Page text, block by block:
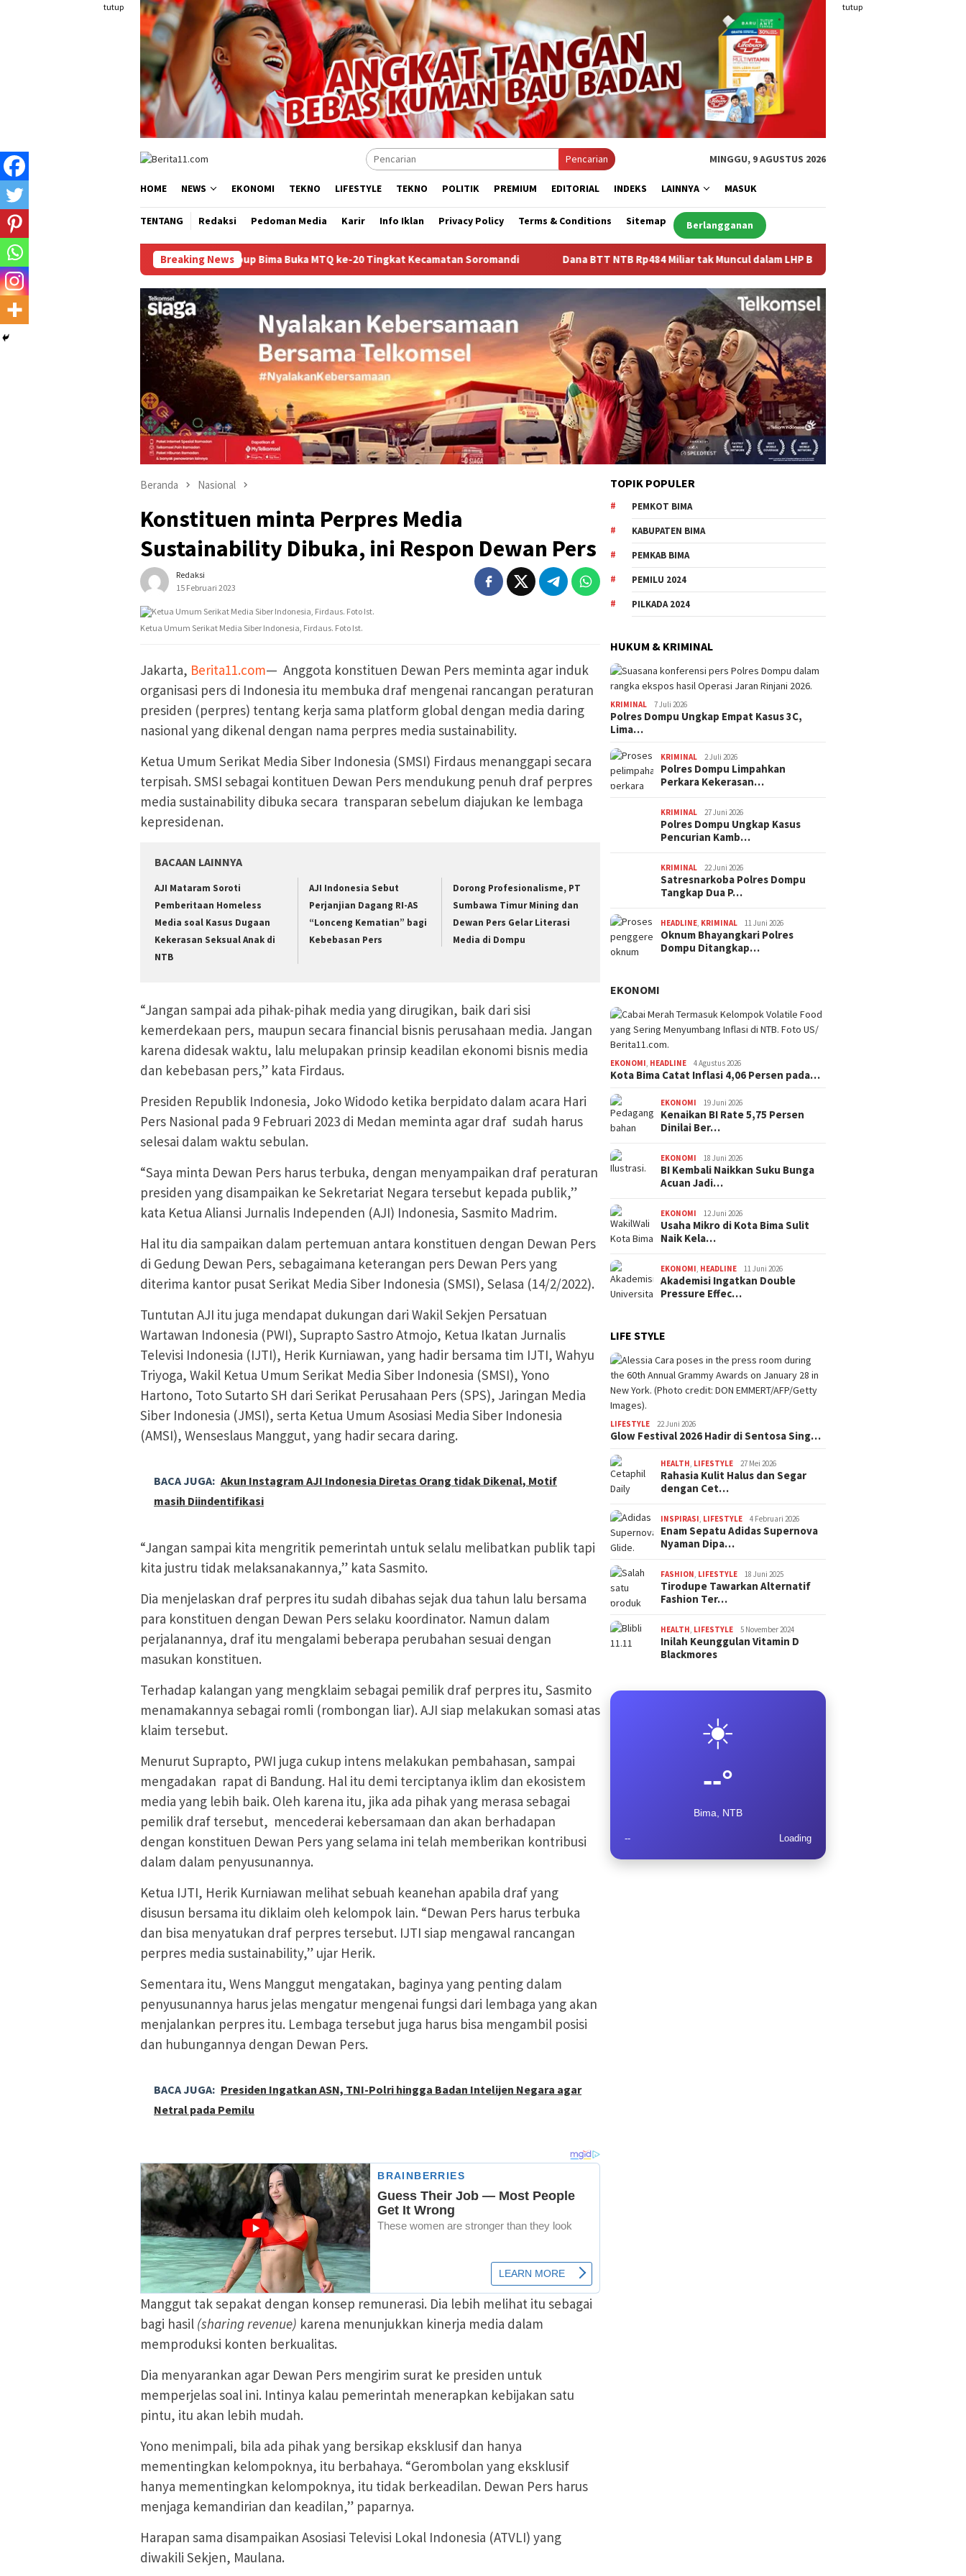
tutup tutup
Pencarian MINGGU, 9 AGUSTUS 2026
HOME NEWS EKONOMI TEKNO LIFESTYLE TEKNO POLITIK PREMIUM EDITORIAL INDEKS LAINNYA MASUK
TENTANG Redaksi Pedoman Media Karir Info Iklan Privacy Policy Terms & Conditions Sitemap Berlangganan
Breaking News
Wabup Bima Buka MTQ ke-20 Tingkat Kecamatan Soromandi Dana BTT NTB Rp484 Miliar tak Muncul dalam LHP BPK, Legislator PDI Perjuangan Desak Audit
Beranda Nasional
Konstituen minta Perpres Media
Sustainability Dibuka, ini Respon Dewan Pers
Redaksi
15 Februari 2023
Ketua Umum Serikat Media Siber Indonesia, Firdaus. Foto Ist.
Jakarta, Berita11.com— Anggota konstituen Dewan Pers meminta agar induk
organisasi pers di Indonesia itu membuka draf mengenai rancangan peraturan
presiden (perpres) tentang kerja sama platform global dengan media daring
nasional yang dikenal dengan nama perpres media sustainability.
Ketua Umum Serikat Media Siber Indonesia (SMSI) Firdaus menanggapi secara
terpisah. SMSI sebagai kontituen Dewan Pers mendukung penuh draf perpres
media sustainability dibuka secara transparan sebelum diajukan ke lembaga
kepresidenan.
BACAAN LAINNYA
AJI Mataram Soroti
Pemberitaan Homeless
Media soal Kasus Dugaan
Kekerasan Seksual Anak di
NTB
AJI Indonesia Sebut
Perjanjian Dagang RI-AS
“Lonceng Kematian” bagi
Kebebasan Pers
Dorong Profesionalisme, PT
Sumbawa Timur Mining dan
Dewan Pers Gelar Literasi
Media di Dompu
“Jangan sampai ada pihak-pihak media yang dirugikan, baik dari sisi
kemerdekaan pers, maupun secara financial bisnis perusahaan media. Jangan
karena didesak waktu, lalu melupakan prinsip keadilan ekonomi bisnis media
dan kebebasan pers,” kata Firdaus.
Presiden Republik Indonesia, Joko Widodo ketika berpidato dalam acara Hari
Pers Nasional pada 9 Februari 2023 di Medan meminta agar draf sudah harus
selesai dalam waktu sebulan.
“Saya minta Dewan Pers harus terbuka, dengan menyampaikan draf peraturan
presiden yang disampaikan ke Sekretariat Negara tersebut kepada publik,”
kata Ketua Aliansi Jurnalis Independen (AJI) Indonesia, Sasmito Madrim.
Hal itu dia sampaikan dalam pertemuan antara konstituen dengan Dewan Pers
di Gedung Dewan Pers, sebagaimana keterangan pers Dewan Pers yang
diterima kantor pusat Serikat Media Siber Indonesia (SMSI), Selasa (14/2/2022).
Tuntutan AJI itu juga mendapat dukungan dari Wakil Sekjen Persatuan
Wartawan Indonesia (PWI), Suprapto Sastro Atmojo, Ketua Ikatan Jurnalis
Televisi Indonesia (IJTI), Herik Kurniawan, yang hadir bersama tim IJTI, Wahyu
Triyoga, Wakil Ketua Umum Serikat Media Siber Indonesia (SMSI), Yono
Hartono, Toto Sutarto SH dari Serikat Perusahaan Pers (SPS), Jaringan Media
Siber Indonesia (JMSI), serta Ketua Umum Asosiasi Media Siber Indonesia
(AMSI), Wenseslaus Manggut, yang hadir secara daring.
BACA JUGA: Akun Instagram AJI Indonesia Diretas Orang tidak Dikenal, Motif
masih Diindentifikasi
“Jangan sampai kita mengritik pemerintah untuk selalu melibatkan publik tapi
kita justru tidak melaksanakannya,” kata Sasmito.
Dia menjelaskan draf perpres itu sudah dibahas sejak dua tahun lalu bersama
para konstituen dengan Dewan Pers selaku koordinator. Namun dalam
perjalanannya, draf itu mengalami beberapa perubahan sesuai dengan
masukan konstituen.
Terhadap kalangan yang mengklaim sebagai pemilik draf perpres itu, Sasmito
menamakannya sebagai romli (rombongan liar). AJI siap melakukan somasi atas
klaim tersebut.
Menurut Suprapto, PWI juga cukup intens melakukan pembahasan, sampai
mengadakan rapat di Bandung. Hal itu demi terciptanya iklim dan ekosistem
media yang lebih baik. Oleh karena itu, jika ada pihak yang merasa sebagai
pemilik draf tersebut, mencederai kebersamaan dan akan berhadapan
dengan konstituen Dewan Pers yang selama ini telah memberikan kontribusi
dalam dalam penyusunannya.
Ketua IJTI, Herik Kurniawan melihat sebuah keanehan apabila draf yang
disusun bersama itu diklaim oleh kelompok lain. “Dewan Pers harus terbuka
dan bisa menyatukan draf perpres tersebut. IJTI siap mengawal rancangan
perpres media sustainability,” ujar Herik.
Sementara itu, Wens Manggut mengatakan, baginya yang penting dalam
penyusunannya harus jelas mengatur mengenai fungsi dari lembaga yang akan
menjalankan perpres itu. Lembaga tersebut juga harus bisa mengambil posisi
dan hubungannya dengan Dewan Pers.
BACA JUGA: Presiden Ingatkan ASN, TNI-Polri hingga Badan Intelijen Negara agar
Netral pada Pemilu
Manggut tak sepakat dengan konsep remunerasi. Dia lebih melihat itu sebagai
bagi hasil (sharing revenue) karena menunjukkan kinerja media dalam
memproduksi konten berkualitas.
Dia menyarankan agar Dewan Pers mengirim surat ke presiden untuk
memperjelas soal ini. Intinya kalau pemerintah menerapkan kebijakan satu
pintu, itu akan lebih mudah.
Yono menimpali, bila ada pihak yang bersikap eksklusif dan hanya
mementingkan kelompoknya, itu berbahaya. “Gerombolan yang eksklusif
hanya mementingkan kelompoknya, itu tidak berkeadilan. Dewan Pers harus
menjaga kemandirian dan keadilan,” paparnya.
Harapan sama disampaikan Asosiasi Televisi Lokal Indonesia (ATVLI) yang
diwakili Sekjen, Maulana.
TOPIK POPULER
PEMKOT BIMA
KABUPATEN BIMA
PEMKAB BIMA
PEMILU 2024
PILKADA 2024
HUKUM & KRIMINAL
KRIMINAL 7 Juli 2026
Polres Dompu Ungkap Empat Kasus 3C,
Lima…
KRIMINAL 2 Juli 2026
Polres Dompu Limpahkan
Perkara Kekerasan…
KRIMINAL 27 Juni 2026
Polres Dompu Ungkap Kasus
Pencurian Kamb…
KRIMINAL 22 Juni 2026
Satresnarkoba Polres Dompu
Tangkap Dua P…
HEADLINE, KRIMINAL 11 Juni 2026
Oknum Bhayangkari Polres
Dompu Ditangkap…
EKONOMI
EKONOMI, HEADLINE 4 Agustus 2026
Kota Bima Catat Inflasi 4,06 Persen pada…
EKONOMI 19 Juni 2026
Kenaikan BI Rate 5,75 Persen
Dinilai Ber…
EKONOMI 18 Juni 2026
BI Kembali Naikkan Suku Bunga
Acuan Jadi…
EKONOMI 12 Juni 2026
Usaha Mikro di Kota Bima Sulit
Naik Kela…
EKONOMI, HEADLINE 11 Juni 2026
Akademisi Ingatkan Double
Pressure Effec…
LIFE STYLE
LIFESTYLE 22 Juni 2026
Glow Festival 2026 Hadir di Sentosa Sing…
HEALTH, LIFESTYLE 27 Mei 2026
Rahasia Kulit Halus dan Segar
dengan Cet…
INSPIRASI, LIFESTYLE 4 Februari 2026
Enam Sepatu Adidas Supernova
Nyaman Dipa…
FASHION, LIFESTYLE 18 Juni 2025
Tirodupe Tawarkan Alternatif
Fashion Ter…
HEALTH, LIFESTYLE 5 November 2024
Inilah Keunggulan Vitamin D
Blackmores
☀️
--°
Bima, NTB
-- Loading